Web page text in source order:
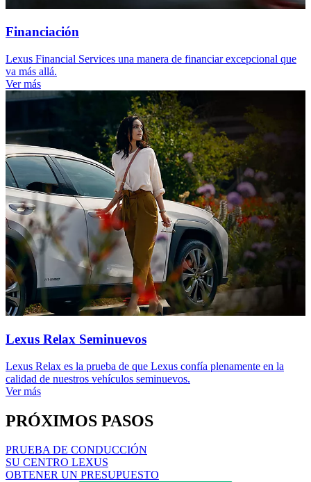
Financiación
Lexus Financial Services una manera de financiar excepcional que
va más allá.
Ver más
Lexus Relax Seminuevos
Lexus Relax es la prueba de que Lexus confía plenamente en la
calidad de nuestros vehículos seminuevos.
Ver más
PRÓXIMOS PASOS
PRUEBA DE CONDUCCIÓN
SU CENTRO LEXUS
OBTENER UN PRESUPUESTO